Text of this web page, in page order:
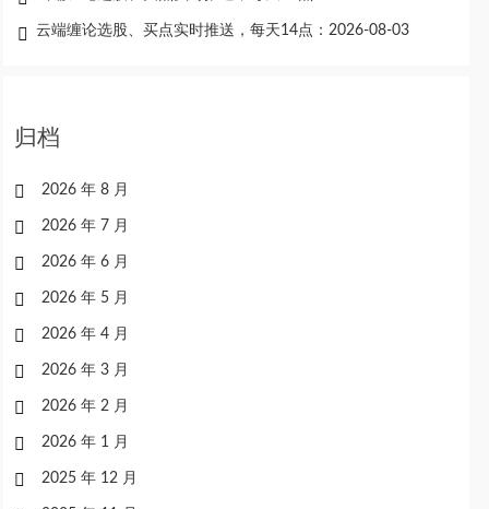
云端缠论选股、买点实时推送，每天14点：2026-08-03
归档
2026 年 8 月
2026 年 7 月
2026 年 6 月
2026 年 5 月
2026 年 4 月
2026 年 3 月
2026 年 2 月
2026 年 1 月
2025 年 12 月